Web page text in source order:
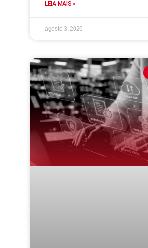
LEIA MAIS »
agosto 3, 2026